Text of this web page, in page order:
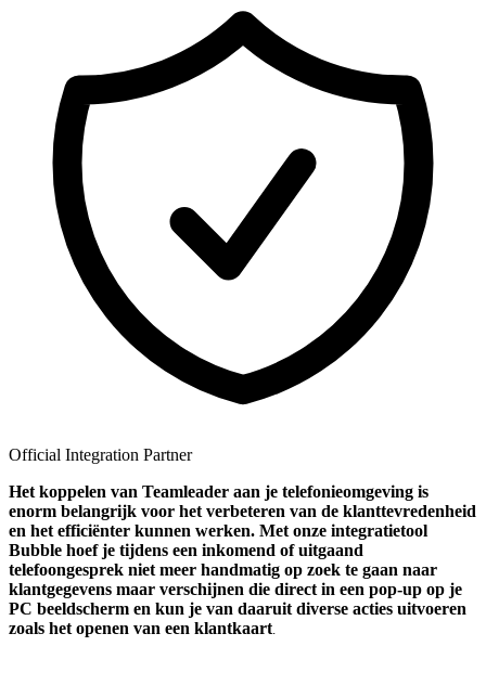
Official Integration Partner
Het koppelen van Teamleader aan je telefonieomgeving is
enorm belangrijk voor het verbeteren van de klanttevredenheid
en het efficiënter kunnen werken. Met onze integratietool
Bubble hoef je tijdens een inkomend of uitgaand
telefoongesprek niet meer handmatig op zoek te gaan naar
klantgegevens maar verschijnen die direct in een pop-up op je
PC beeldscherm en kun je van daaruit diverse acties uitvoeren
zoals het openen van een klantkaart